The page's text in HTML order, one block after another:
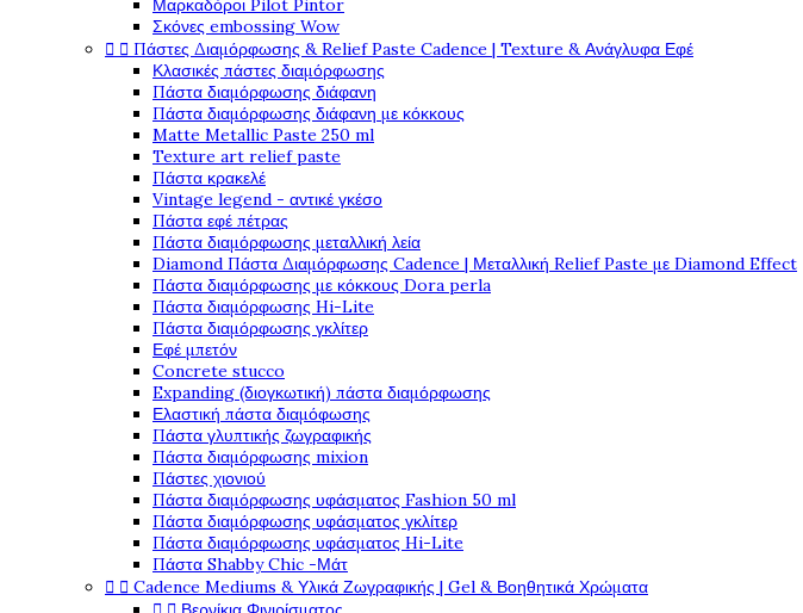
Μαρκαδόροι Pilot Pintor
Σκόνες embossing Wow
  Πάστες Διαμόρφωσης & Relief Paste Cadence | Texture & Ανάγλυφα Εφέ
Κλασικές πάστες διαμόρφωσης
Πάστα διαμόρφωσης διάφανη
Πάστα διαμόρφωσης διάφανη με κόκκους
Matte Metallic Paste 250 ml
Texture art relief paste
Πάστα κρακελέ
Vintage legend - αντικέ γκέσο
Πάστα εφέ πέτρας
Πάστα διαμόρφωσης μεταλλική λεία
Diamond Πάστα Διαμόρφωσης Cadence | Μεταλλική Relief Paste με Diamond Effect
Πάστα διαμόρφωσης με κόκκους Dora perla
Πάστα διαμόρφωσης Hi-Lite
Πάστα διαμόρφωσης γκλίτερ
Εφέ μπετόν
Concrete stucco
Expanding (διογκωτική) πάστα διαμόρφωσης
Ελαστική πάστα διαμόφωσης
Πάστα γλυπτικής ζωγραφικής
Πάστα διαμόρφωσης mixion
Πάστες χιονιού
Πάστα διαμόρφωσης υφάσματος Fashion 50 ml
Πάστα διαμόρφωσης υφάσματος γκλίτερ
Πάστα διαμόρφωσης υφάσματος Hi-Lite
Πάστα Shabby Chic -Μάτ
  Cadence Mediums & Υλικά Ζωγραφικής | Gel & Βοηθητικά Χρώματα